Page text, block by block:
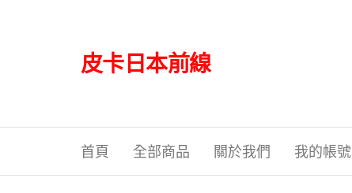
皮卡日本前線
首頁 全部商品 關於我們 我的帳號